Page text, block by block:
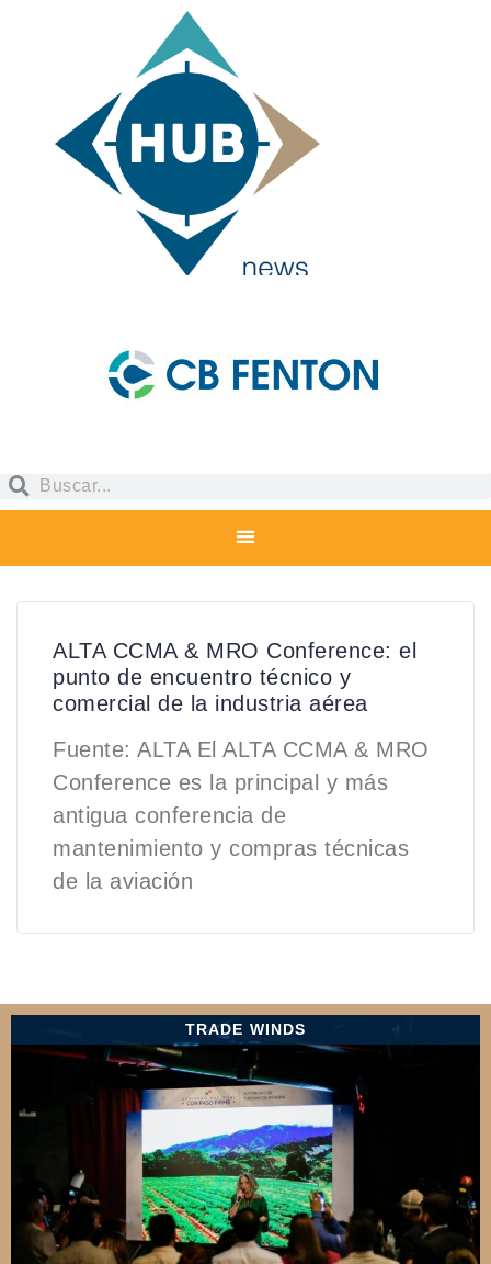
ALTA CCMA & MRO Conference: el
punto de encuentro técnico y
comercial de la industria aérea
Fuente: ALTA El ALTA CCMA & MRO
Conference es la principal y más
antigua conferencia de
mantenimiento y compras técnicas
de la aviación
TRADE WINDS